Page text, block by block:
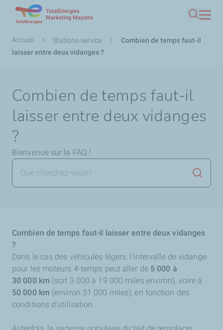
contenu
TotalEnergies
Marketing Mayotte
Fil
d'Ariane
Accueil Stations-service
Combien de temps faut-il
laisser entre deux vidanges ?
Combien de temps faut-il
laisser entre deux vidanges
?
Bienvenue sur la FAQ !
Combien de temps faut-il laisser entre deux vidanges
?
Dans le cas des véhicules légers, l’intervalle de vidange
pour les moteurs 4-temps peut aller de 5 000 à
30 000 km (soit 3 000 à 19 000 miles environ), voire à
50 000 km (environ 31 000 miles), en fonction des
conditions d’utilisation.